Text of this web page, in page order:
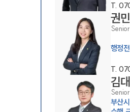
T.
권
행정
T.
김
부산